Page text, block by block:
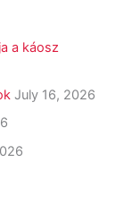
a káosz
July 16, 2026